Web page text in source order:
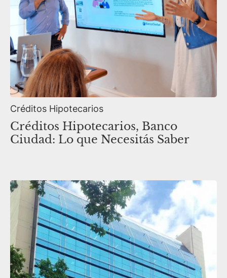
Créditos Hipotecarios
Créditos Hipotecarios, Banco
Ciudad: Lo que Necesitás Saber